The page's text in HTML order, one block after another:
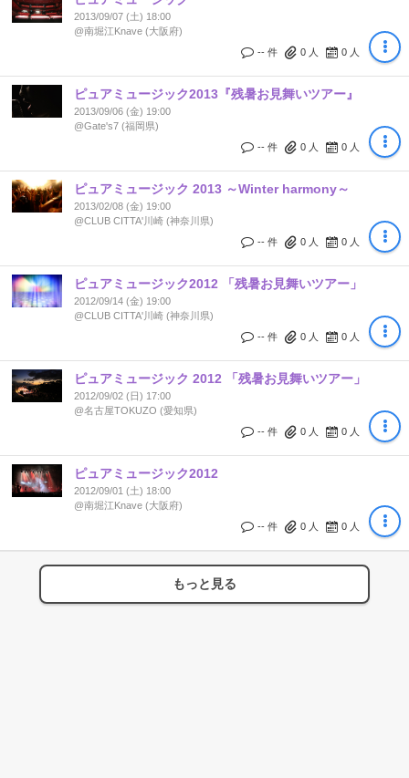
2013/09/07 (土) 18:00
@南堀江Knave (大阪府)
-- 件
0 人 0 人
ピュアミュージック2013『残暑お見舞いツアー』
2013/09/06 (金) 19:00
@Gate's7 (福岡県)
-- 件
0 人 0 人
ピュアミュージック 2013 ～Winter harmony～
2013/02/08 (金) 19:00
@CLUB CITTA'川崎 (神奈川県)
-- 件
0 人 0 人
ピュアミュージック2012 「残暑お見舞いツアー」
2012/09/14 (金) 19:00
@CLUB CITTA'川崎 (神奈川県)
-- 件
0 人 0 人
ピュアミュージック 2012 「残暑お見舞いツアー」
2012/09/02 (日) 17:00
@名古屋TOKUZO (愛知県)
-- 件
0 人 0 人
ピュアミュージック2012
2012/09/01 (土) 18:00
@南堀江Knave (大阪府)
-- 件
0 人 0 人
もっと見る